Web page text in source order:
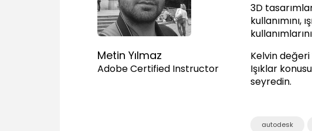
Metin Yılmaz
Adobe Certified Instructor
3D
kullanımını,
Kelvin
Işıklar
seyredin.
autodesk